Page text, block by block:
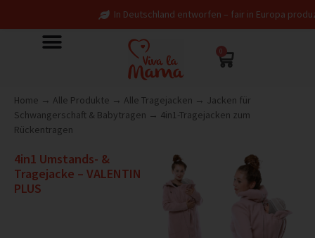
In Deutschland entworfen – fair in Europa produziert
0
Home → Alle Produkte → Alle Tragejacken → Jacken für
Schwangerschaft & Babytragen → 4in1-Tragejacken zum
Rückentragen
4in1 Umstands- &
Tragejacke – VALENTIN
PLUS